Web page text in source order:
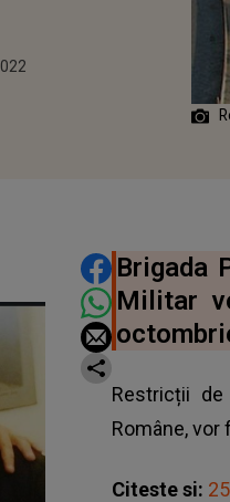
DISTRIBUIE
Brigada
Militar
Restricții
Române,
Citeste si: